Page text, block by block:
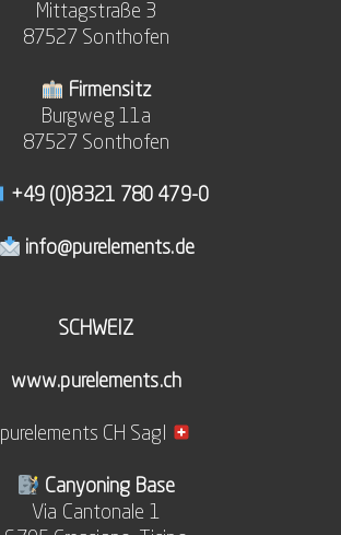
Mittagstraße 3
87527 Sonthofen
Firmensitz
Burgweg 11a
87527 Sonthofen
+49 (0)8321 780 479-0
info@purelements.de
SCHWEIZ
www.purelements.ch
purelements CH Sagl
Canyoning Base
Via Cantonale 1